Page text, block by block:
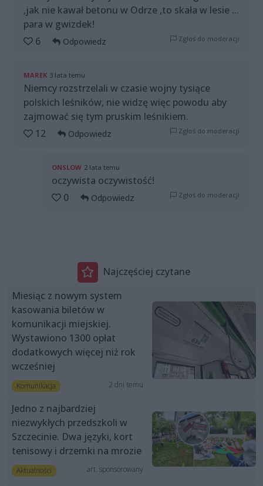
,jak nie kawał betonu w Odrze ,to skała w lesie ...
para w gwizdek!
6
Odpowiedz Zgłoś do moderacji
MAREK 3 lata temu
Niemcy rozstrzelali w czasie wojny tysiące
polskich leśników, nie widzę więc powodu aby
zajmować się tym pruskim leśnikiem.
12
Odpowiedz Zgłoś do moderacji
ONSLOW 2 lata temu
oczywista oczywistość!
0
Odpowiedz Zgłoś do moderacji
Najczęściej czytane
Miesiąc z nowym system
kasowania biletów w
komunikacji miejskiej.
Wystawiono 1300 opłat
dodatkowych więcej niż rok
wcześniej
Komunikacja 2 dni temu
Jedno z najbardziej
niezwykłych przedszkoli w
Szczecinie. Dwa języki, kort
tenisowy i drzemki na mrozie
Aktualności art. sponsorowany